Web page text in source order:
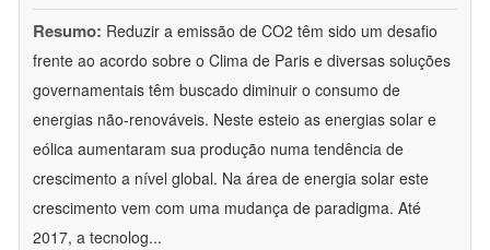
Resumo: Reduzir a emissão de CO2 têm sido um desafio
frente ao acordo sobre o Clima de Paris e diversas soluções
governamentais têm buscado diminuir o consumo de
energias não-renováveis. Neste esteio as energias solar e
eólica aumentaram sua produção numa tendência de
crescimento a nível global. Na área de energia solar este
crescimento vem com uma mudança de paradigma. Até
2017, a tecnolog...